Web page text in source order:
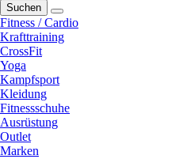
Suchen
Fitness / Cardio
Krafttraining
CrossFit
Yoga
Kampfsport
Kleidung
Fitnessschuhe
Ausrüstung
Outlet
Marken